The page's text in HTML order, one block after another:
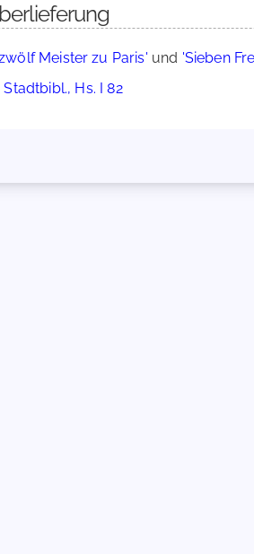
Meister zu Paris' und 'Sieben
Stadtbibl., Hs. I 82